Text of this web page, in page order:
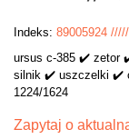
Indeks: 89005924 /////
ursus c-385 ✔️ zetor
silnik ✔️ uszczelki ✔️
1224/1624
Zapytaj o